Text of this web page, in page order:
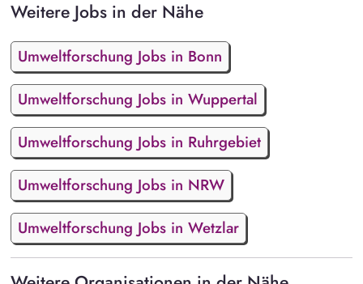
Weitere Jobs in der Nähe
Umweltforschung Jobs in Bonn
Umweltforschung Jobs in Wuppertal
Umweltforschung Jobs in Ruhrgebiet
Umweltforschung Jobs in NRW
Umweltforschung Jobs in Wetzlar